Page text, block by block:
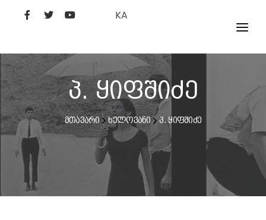
KA
ᲤᲘᲚᲛᲔᲑᲘ
ᲮᲔᲚᲝᲕᲐᲜᲘ
ᲙᲘᲜᲝᲡᲢᲣᲓᲘᲐ
ᲙᲘᲜᲝᲐᲙᲐᲓᲔᲛᲘᲐ
პ. ყიფშიძე
მთავარი ხელოვანი პ. ყიფშიძე